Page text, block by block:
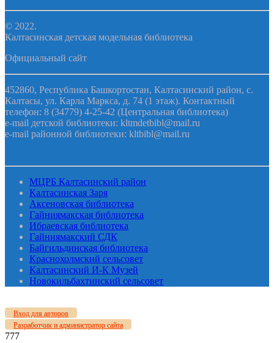
© 2022.
Калтасинская детская модельная библиотека
Официальный сайт
452860, Республика Башкортостан, Калтасинский район, с.
Калтасы, ул. Карла Маркса, д. 74 (1 этаж). Контактный
телефон: 8 (34779) 4-25-42 (Центральная библиотека)
e-mail детской библиотеки: kltmdetbibl@mail.ru
e-mail районной библиотеки: kltbibl@mail.ru
МЦРБ Калтасинский район
Калтасинская Заря
Аксеновская библиотека
Гайниямакская библиотека
Ибраевская библиотека
Гайниямакский СДК
Байгильдинская библиотека
Краснохолмский сельсовет
Калтасинский И-К Музей
Новокильбахтинский сельсовет
Вход для авторов
Разработчик и администратор сайта
777